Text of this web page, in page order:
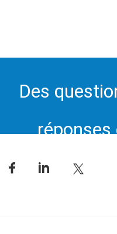
Des
réponses